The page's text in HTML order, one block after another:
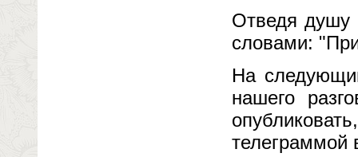
Отведя душу
словами:
На
нашего
телеграммой